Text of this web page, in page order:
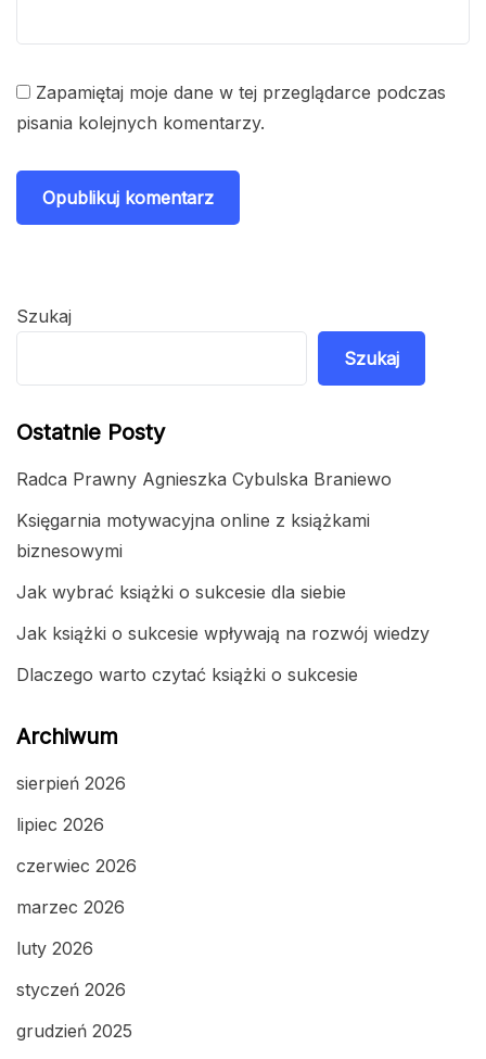
Zapamiętaj moje dane w tej przeglądarce podczas
pisania kolejnych komentarzy.
Szukaj
Szukaj
Ostatnie Posty
Radca Prawny Agnieszka Cybulska Braniewo
Księgarnia motywacyjna online z książkami
biznesowymi
Jak wybrać książki o sukcesie dla siebie
Jak książki o sukcesie wpływają na rozwój wiedzy
Dlaczego warto czytać książki o sukcesie
Archiwum
sierpień 2026
lipiec 2026
czerwiec 2026
marzec 2026
luty 2026
styczeń 2026
grudzień 2025